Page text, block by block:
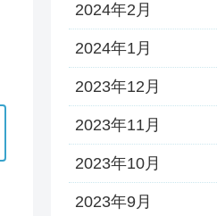
2024年2月
2024年1月
2023年12月
2023年11月
2023年10月
2023年9月